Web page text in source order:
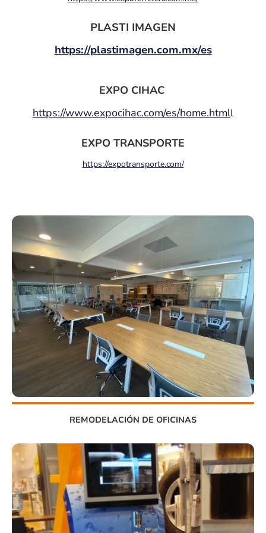
PLASTI IMAGEN
https://plastimagen.com.mx/es
EXPO CIHAC
https://www.expocihac.com/es/home.htmll
EXPO TRANSPORTE
https://expotransporte.com/
REMODELACIÓN DE OFICINAS